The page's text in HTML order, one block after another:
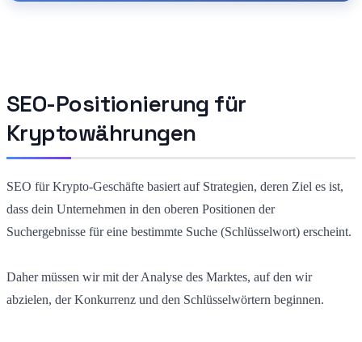
SEO-Positionierung für
Kryptowährungen
SEO für Krypto-Geschäfte basiert auf Strategien, deren Ziel es ist,
dass dein Unternehmen in den oberen Positionen der
Suchergebnisse für eine bestimmte Suche (Schlüsselwort) erscheint.
Daher müssen wir mit der Analyse des Marktes, auf den wir
abzielen, der Konkurrenz und den Schlüsselwörtern beginnen.